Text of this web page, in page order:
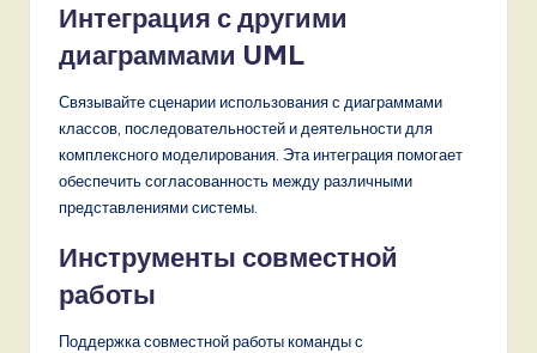
Интеграция с другими
диаграммами UML
Связывайте сценарии использования с диаграммами
классов, последовательностей и деятельности для
комплексного моделирования. Эта интеграция помогает
обеспечить согласованность между различными
представлениями системы.
Инструменты совместной
работы
Поддержка совместной работы команды с